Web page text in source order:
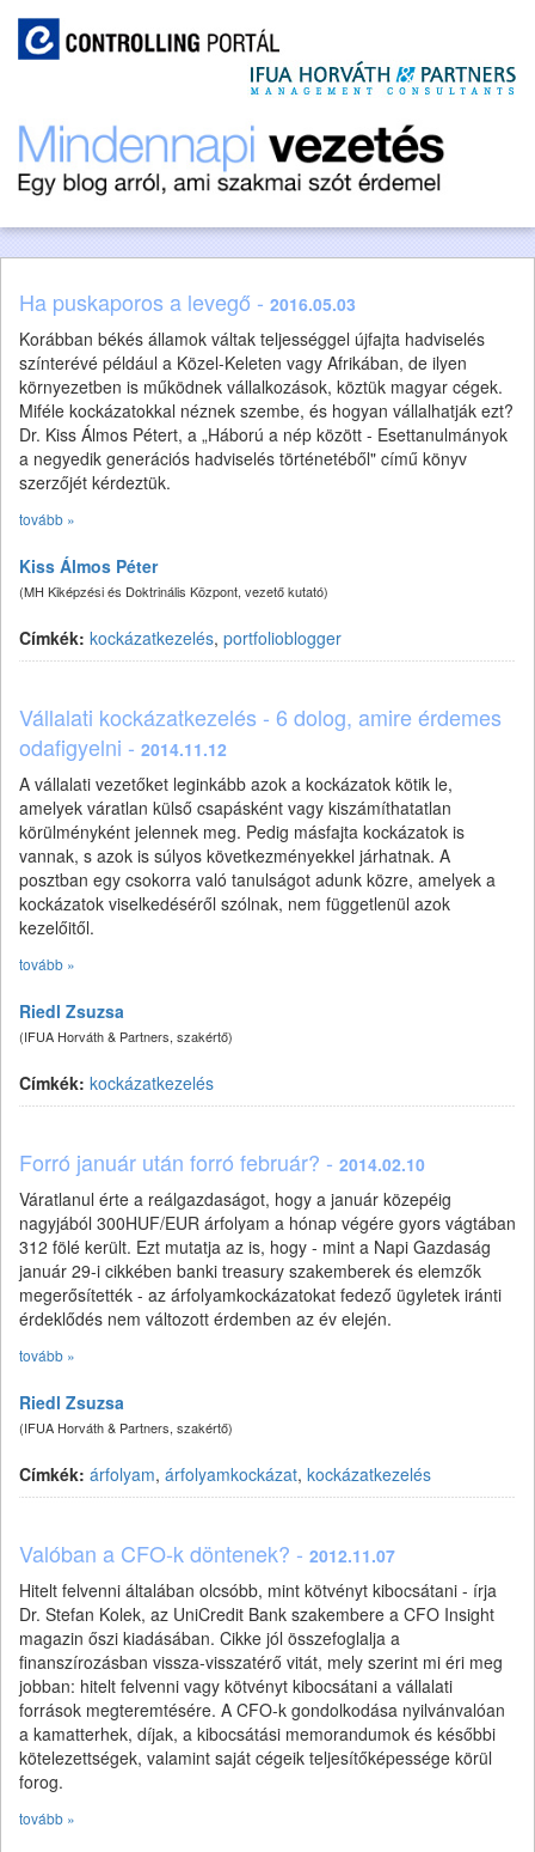
Ha puskaporos a levegő - 2016.05.03
Korábban békés államok váltak teljességgel újfajta hadviselés
színterévé például a Közel-Keleten vagy Afrikában, de ilyen
környezetben is működnek vállalkozások, köztük magyar cégek.
Miféle kockázatokkal néznek szembe, és hogyan vállalhatják ezt?
Dr. Kiss Álmos Pétert, a „Háború a nép között - Esettanulmányok
a negyedik generációs hadviselés történetéből" című könyv
szerzőjét kérdeztük.
tovább »
Kiss Álmos Péter
(MH Kiképzési és Doktrinális Központ, vezető kutató)
Címkék: kockázatkezelés, portfolioblogger
Vállalati kockázatkezelés - 6 dolog, amire érdemes
odafigyelni - 2014.11.12
A vállalati vezetőket leginkább azok a kockázatok kötik le,
amelyek váratlan külső csapásként vagy kiszámíthatatlan
körülményként jelennek meg. Pedig másfajta kockázatok is
vannak, s azok is súlyos következményekkel járhatnak. A
posztban egy csokorra való tanulságot adunk közre, amelyek a
kockázatok viselkedéséről szólnak, nem függetlenül azok
kezelőitől.
tovább »
Riedl Zsuzsa
(IFUA Horváth & Partners, szakértő)
Címkék: kockázatkezelés
Forró január után forró február? - 2014.02.10
Váratlanul érte a reálgazdaságot, hogy a január közepéig
nagyjából 300HUF/EUR árfolyam a hónap végére gyors vágtában
312 fölé került. Ezt mutatja az is, hogy - mint a Napi Gazdaság
január 29-i cikkében banki treasury szakemberek és elemzők
megerősítették - az árfolyamkockázatokat fedező ügyletek iránti
érdeklődés nem változott érdemben az év elején.
tovább »
Riedl Zsuzsa
(IFUA Horváth & Partners, szakértő)
Címkék: árfolyam, árfolyamkockázat, kockázatkezelés
Valóban a CFO-k döntenek? - 2012.11.07
Hitelt felvenni általában olcsóbb, mint kötvényt kibocsátani - írja
Dr. Stefan Kolek, az UniCredit Bank szakembere a CFO Insight
magazin őszi kiadásában. Cikke jól összefoglalja a
finanszírozásban vissza-visszatérő vitát, mely szerint mi éri meg
jobban: hitelt felvenni vagy kötvényt kibocsátani a vállalati
források megteremtésére. A CFO-k gondolkodása nyilvánvalóan
a kamatterhek, díjak, a kibocsátási memorandumok és későbbi
kötelezettségek, valamint saját cégeik teljesítőképessége körül
forog.
tovább »